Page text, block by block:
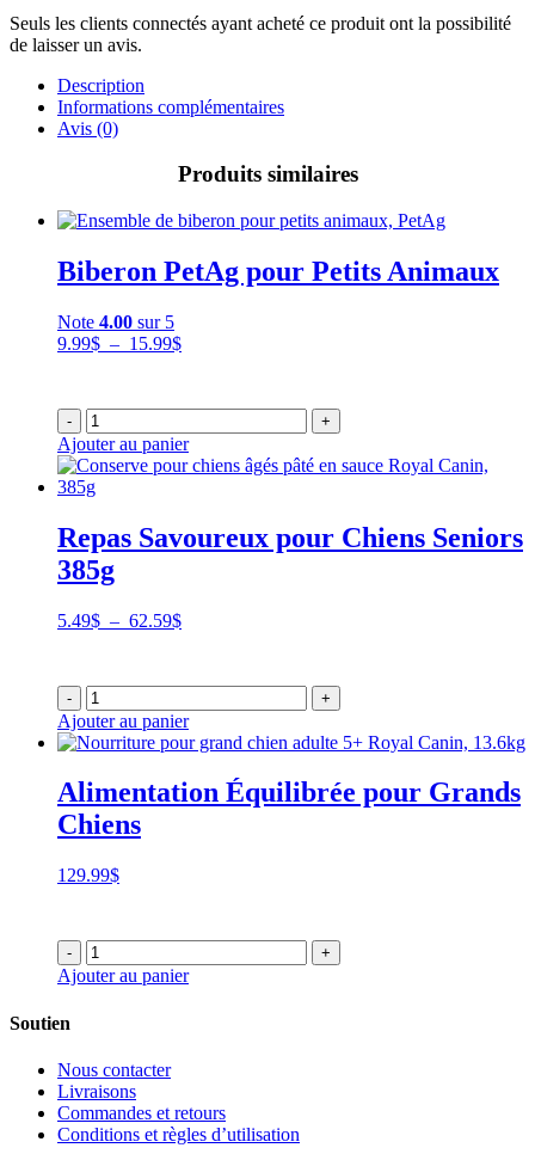
Seuls les clients connectés ayant acheté ce produit ont la possibilité
de laisser un avis.
Description
Informations complémentaires
Avis (0)
Produits similaires
Biberon PetAg pour Petits Animaux
Note 4.00 sur 5
9.99$ – 15.99$Plage
9.99$
à
15.99$
- +
Ajouter au panier
Repas Savoureux pour Chiens Seniors
385g
5.49$ – 62.59$Plage
5.49$
à
62.59$
- +
Ajouter au panier
Alimentation Équilibrée pour Grands
Chiens
129.99$
- +
Ajouter au panier
Soutien
Nous contacter
Livraisons
Commandes et retours
Conditions et règles d’utilisation